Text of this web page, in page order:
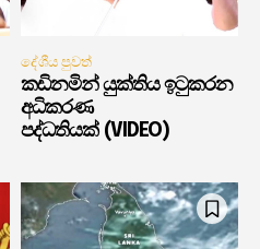
දේශීය පුවත්
කඩිනමින් යුක්තිය ඉටුකරන
අධිකරණ
පද්ධතියක් (VIDEO)